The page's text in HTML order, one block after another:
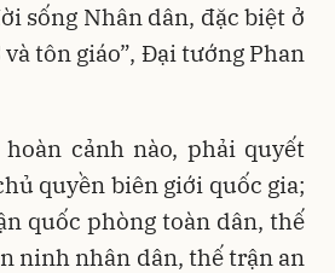
sống Nhân dân, đặc biệt ở
tôn giáo”, Đại tướng Phan
cảnh nào, phải quyết
quyền biên giới quốc gia;
quốc phòng toàn dân, thế
ninh nhân dân, thế trận an